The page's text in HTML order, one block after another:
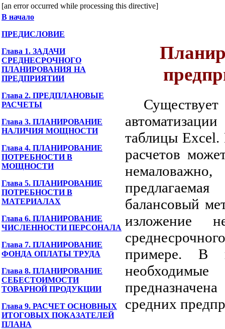
[an error occurred while processing this directive]
В начало
ПРЕДИСЛОВИЕ
Глава 1. ЗАДАЧИ
СРЕДНЕСРОЧНОГО
ПЛАНИРОВАНИЯ НА
ПРЕДПРИЯТИИ
Глава 2. ПРЕДПЛАНОВЫЕ
РАСЧЕТЫ
Глава 3. ПЛАНИРОВАНИЕ
НАЛИЧИЯ МОЩНОСТИ
Глава 4. ПЛАНИРОВАНИЕ
ПОТРЕБНОСТИ В
МОЩНОСТИ
Глава 5. ПЛАНИРОВАНИЕ
ПОТРЕБНОСТИ В
МАТЕРИАЛАХ
Глава 6. ПЛАНИРОВАНИЕ
ЧИСЛЕННОСТИ ПЕРСОНАЛА
Глава 7. ПЛАНИРОВАНИЕ
ФОНДА ОПЛАТЫ ТРУДА
Глава 8. ПЛАНИРОВАНИЕ
СЕБЕСТОИМОСТИ
ТОВАРНОЙ ПРОДУКЦИИ
Глава 9. РАСЧЕТ ОСНОВНЫХ
ИТОГОВЫХ ПОКАЗАТЕЛЕЙ
ПЛАНА
таблицы Excel.
расчетов
балансовый
изложение
примере. В
средних